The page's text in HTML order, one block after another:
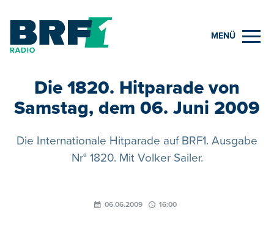
MENÜ
Die 1820. Hitparade von
Samstag, dem 06. Juni 2009
Die Internationale Hitparade auf BRF1. Ausgabe
Nr° 1820. Mit Volker Sailer.
06.06.2009 16:00